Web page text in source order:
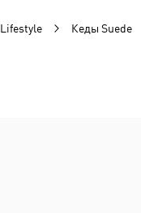
Lifestyle Кеды Suede